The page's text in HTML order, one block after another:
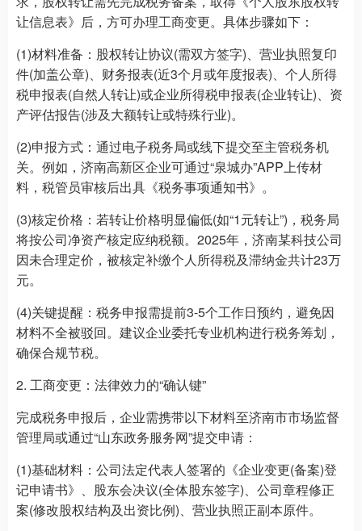
让信息表》后，方可办理工商变更。具体步骤如下：
(1)材料准备：股权转让协议(需双方签字)、营业执照复印
件(加盖公章)、财务报表(近3个月或年度报表)、个人所得
税申报表(自然人转让)或企业所得税申报表(企业转让)、资
产评估报告(涉及大额转让或特殊行业)。
(2)申报方式：通过电子税务局或线下提交至主管税务机
关。例如，济南高新区企业可通过“泉城办”APP上传材
料，税管员审核后出具《税务事项通知书》。
(3)核定价格：若转让价格明显偏低(如“1元转让”)，税务局
将按公司净资产核定应纳税额。2025年，济南某科技公司
因未合理定价，被核定补缴个人所得税及滞纳金共计23万
元。
(4)关键提醒：税务申报需提前3-5个工作日预约，避免因
材料不全被驳回。建议企业委托专业机构进行税务筹划，
确保合规节税。
2. 工商变更：法律效力的“确认键”
完成税务申报后，企业需携带以下材料至济南市市场监督
管理局或通过“山东政务服务网”提交申请：
(1)基础材料：公司法定代表人签署的《企业变更(备案)登
记申请书》、股东会决议(全体股东签字)、公司章程修正
案(修改股权结构及出资比例)、营业执照正副本原件。